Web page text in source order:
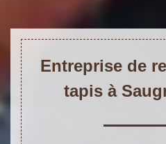
Entreprise de
tapis à